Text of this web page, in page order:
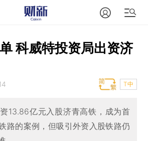
科威特投资局出资济
T中
13.86亿元入股济青高铁，成为首
路的案例，但吸引外资入股铁路仍